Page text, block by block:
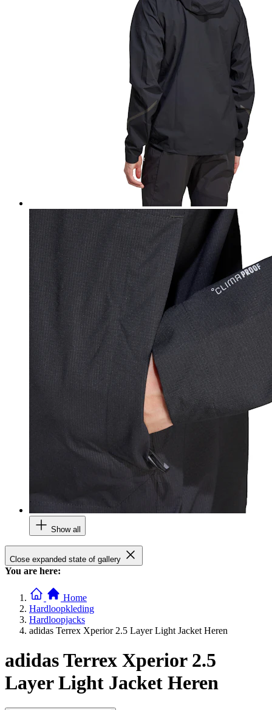
Show all
Close expanded state of gallery
You are here:
Home
Hardloopkleding
Hardloopjacks
adidas Terrex Xperior 2.5 Layer Light Jacket Heren
adidas Terrex Xperior 2.5
Layer Light Jacket Heren